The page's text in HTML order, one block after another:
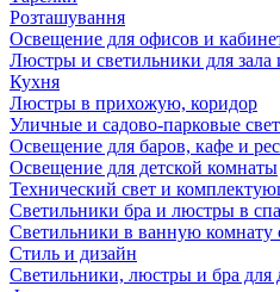
Розташування
Освещение для офисов и
Люстры и светильники для зала
Кухня
Люстры в прихожую, коридор
Уличные и садово-парковые
Освещение для баров, кафе и
Освещение для детской комнаты
Технический свет и
Светильники бра и люстры в
Светильники в ванную комнату
Стиль и дизайн
Светильники, люстры и бра для